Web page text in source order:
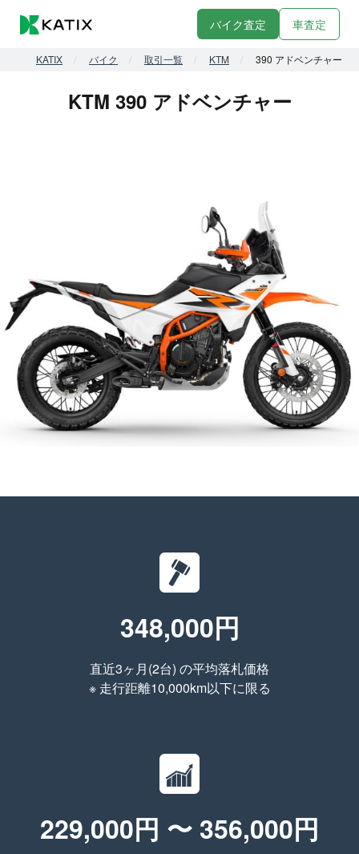
バイク査定 車査定
KATIX バイク 取引一覧 KTM 390 アドベンチャー
KTM 390 アドベンチャー
348,000円
直近3ヶ月(2台) の平均落札価格
※ 走行距離10,000km以下に限る
229,000円 〜 356,000円